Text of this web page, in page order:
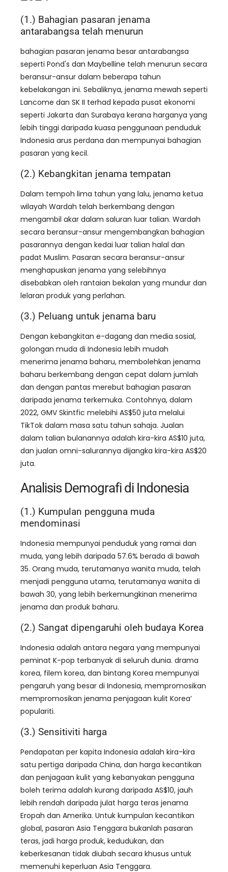
(1.) Bahagian pasaran jenama
antarabangsa telah menurun
bahagian pasaran jenama besar antarabangsa
seperti Pond's dan Maybelline telah menurun secara
beransur-ansur dalam beberapa tahun
kebelakangan ini. Sebaliknya, jenama mewah seperti
Lancome dan SK II terhad kepada pusat ekonomi
seperti Jakarta dan Surabaya kerana harganya yang
lebih tinggi daripada kuasa penggunaan penduduk
Indonesia arus perdana dan mempunyai bahagian
pasaran yang kecil.
(2.) Kebangkitan jenama tempatan
Dalam tempoh lima tahun yang lalu, jenama ketua
wilayah Wardah telah berkembang dengan
mengambil akar dalam saluran luar talian. Wardah
secara beransur-ansur mengembangkan bahagian
pasarannya dengan kedai luar talian halal dan
padat Muslim. Pasaran secara beransur-ansur
menghapuskan jenama yang selebihnya
disebabkan oleh rantaian bekalan yang mundur dan
lelaran produk yang perlahan.
(3.) Peluang untuk jenama baru
Dengan kebangkitan e-dagang dan media sosial,
golongan muda di Indonesia lebih mudah
menerima jenama baharu, membolehkan jenama
baharu berkembang dengan cepat dalam jumlah
dan dengan pantas merebut bahagian pasaran
daripada jenama terkemuka. Contohnya, dalam
2022, GMV Skintfic melebihi AS$50 juta melalui
TikTok dalam masa satu tahun sahaja. Jualan
dalam talian bulanannya adalah kira-kira AS$10 juta,
dan jualan omni-salurannya dijangka kira-kira AS$20
juta.
Analisis Demografi di Indonesia
(1.) Kumpulan pengguna muda
mendominasi
Indonesia mempunyai penduduk yang ramai dan
muda, yang lebih daripada 57.6% berada di bawah
35. Orang muda, terutamanya wanita muda, telah
menjadi pengguna utama, terutamanya wanita di
bawah 30, yang lebih berkemungkinan menerima
jenama dan produk baharu.
(2.) Sangat dipengaruhi oleh budaya Korea
Indonesia adalah antara negara yang mempunyai
peminat K-pop terbanyak di seluruh dunia. drama
korea, filem korea, dan bintang Korea mempunyai
pengaruh yang besar di Indonesia, mempromosikan
mempromosikan jenama penjagaan kulit Korea’
populariti.
(3.) Sensitiviti harga
Pendapatan per kapita Indonesia adalah kira-kira
satu pertiga daripada China, dan harga kecantikan
dan penjagaan kulit yang kebanyakan pengguna
boleh terima adalah kurang daripada AS$10, jauh
lebih rendah daripada julat harga teras jenama
Eropah dan Amerika. Untuk kumpulan kecantikan
global, pasaran Asia Tenggara bukanlah pasaran
teras, jadi harga produk, kedudukan, dan
keberkesanan tidak diubah secara khusus untuk
memenuhi keperluan Asia Tenggara.